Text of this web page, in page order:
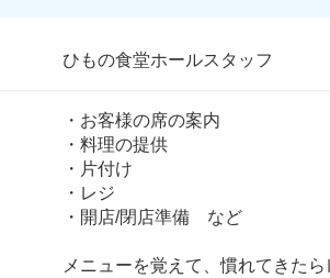
ひもの食堂ホールスタッフ
・お客様の席の案内
・料理の提供
・片付け
・レジ
・開店/閉店準備 など
メニューを覚えて、慣れてきた